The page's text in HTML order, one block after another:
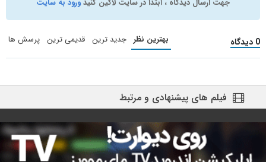
جهت ارسال دیدگاه ، ابتدا در سایت لاگین کنیدورود به سایت
0 دیدگاه بهترین نظر جدید ترین قدیمی ترین پرسش ها
فیلم های پیشنهادی و مرتبط